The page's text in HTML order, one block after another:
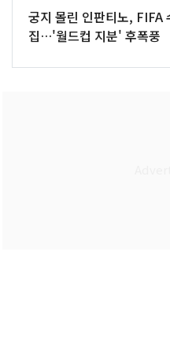
궁지 몰린 인판티노, FIFA
집…'월드컵 지분' 후폭풍